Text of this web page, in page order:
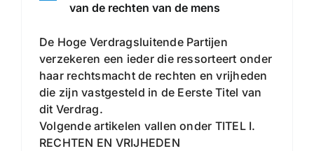
van de rechten van de mens
De Hoge Verdragsluitende Partijen
verzekeren een ieder die ressorteert onder
haar rechtsmacht de rechten en vrijheden
die zijn vastgesteld in de Eerste Titel van
dit Verdrag.
Volgende artikelen vallen onder TITEL I.
RECHTEN EN VRIJHEDEN